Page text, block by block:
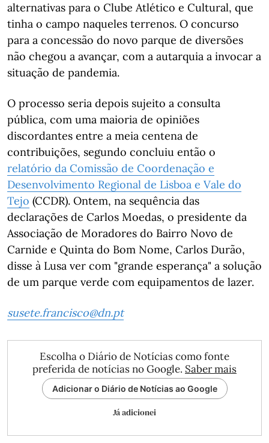
alternativas para o Clube Atlético e Cultural, que
tinha o campo naqueles terrenos. O concurso
para a concessão do novo parque de diversões
não chegou a avançar, com a autarquia a invocar a
situação de pandemia.
O processo seria depois sujeito a consulta
pública, com uma maioria de opiniões
discordantes entre a meia centena de
contribuições, segundo concluiu então o
relatório da Comissão de Coordenação e
Desenvolvimento Regional de Lisboa e Vale do
Tejo (CCDR). Ontem, na sequência das
declarações de Carlos Moedas, o presidente da
Associação de Moradores do Bairro Novo de
Carnide e Quinta do Bom Nome, Carlos Durão,
disse à Lusa ver com "grande esperança" a solução
de um parque verde com equipamentos de lazer.
susete.francisco@dn.pt
Escolha o Diário de Notícias como fonte
preferida de notícias no Google. Saber mais
Adicionar o Diário de Notícias ao Google
Já adicionei